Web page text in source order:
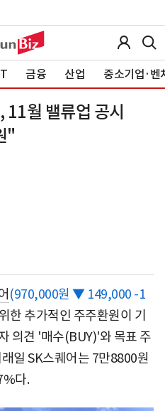
금융 산업 중소기업·벤
월 밸류업 공시
"
(970,000원 ▼ 149,000 -1
한 추가적인 주주환원이 기
의견 '매수(BUY)'와 목표 주
일 SK스퀘어는 7만8800원
다.